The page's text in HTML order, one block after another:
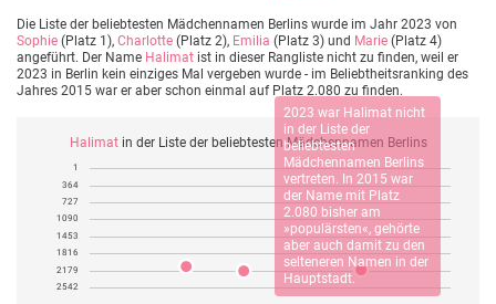
Die Liste der beliebtesten Mädchennamen Berlins wurde im Jahr 2023 von
Sophie (Platz 1), Charlotte (Platz 2), Emilia (Platz 3) und Marie (Platz 4)
angeführt. Der Name Halimat ist in dieser Rangliste nicht zu finden, weil er
2023 in Berlin kein einziges Mal vergeben wurde - im Beliebtheitsranking des
Jahres 2015 war er aber schon einmal auf Platz 2.080 zu finden.
Halimatin der Liste der beliebtesten Mädchennamen Berlins
2023 war Halimatnicht
in der Liste der
beliebtesten
Mädchennamen Berlins
vertreten. In 2015 war
der Name mit Platz
2.080 bisher am
»populärsten«, gehörte
aber auch damit zu den
selteneren Namen in der
Hauptstadt.
1
364
727
1090
1453
1816
2179
2542